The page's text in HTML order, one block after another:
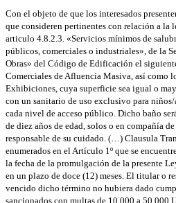
Con el objeto de que los interesados
que consideren pertinentes con relación a la
articulo 4.8.2.3. «Servicios mínimos de
públicos, comerciales o industriales», de la
Obras» del Código de Edificación el
Comerciales de Afluencia Masiva, así como
Exhibiciones, cuya superficie sea igual o
con un sanitario de uso exclusivo para niños/
cada nivel de acceso público. Dicho baño
de diez años de edad, solos o en compañía
responsable de su cuidado. (…) Clausula
enumerados en el Artículo 1º que se
la fecha de la promulgación de la presente
en un plazo de doce (12) meses. El titular o
vencido dicho término no hubiera dado
sancionados con multas de 10.000 a 50.000